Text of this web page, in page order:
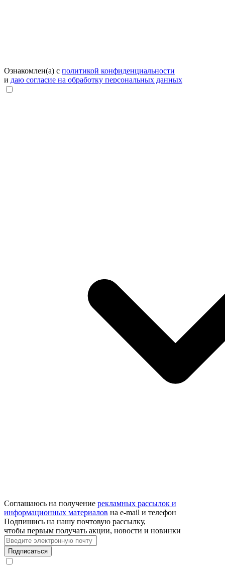
Ознакомлен(а) с политикой конфиденциальности
и даю согласие на обработку персональных данных
Соглашаюсь на получение рекламных рассылок и
информационных материалов на e‑mail и телефон
Подпишись на нашу почтовую рассылку,
чтобы первым получать акции, новости и новинки
Подписаться